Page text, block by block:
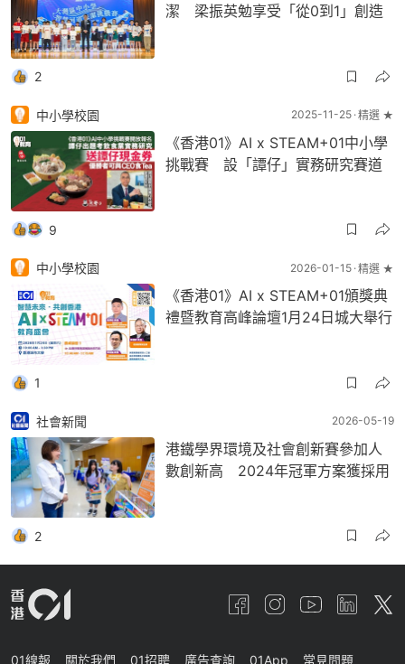
潔 梁振英勉享受「從0到1」創造
2
中小學校園 2025-11-25 精選 ★
《香港01》AI x STEAM+01中小學
挑戰賽 設「譚仔」實務研究賽道
9
中小學校園 2026-01-15 精選 ★
《香港01》AI x STEAM+01頒獎典
禮暨教育高峰論壇1月24日城大舉行
1
社會新聞 2026-05-19
港鐵學界環境及社會創新賽參加人
數創新高 2024年冠軍方案獲採用
2
01線報 關於我們 01招聘 廣告查詢 01App 常見問題